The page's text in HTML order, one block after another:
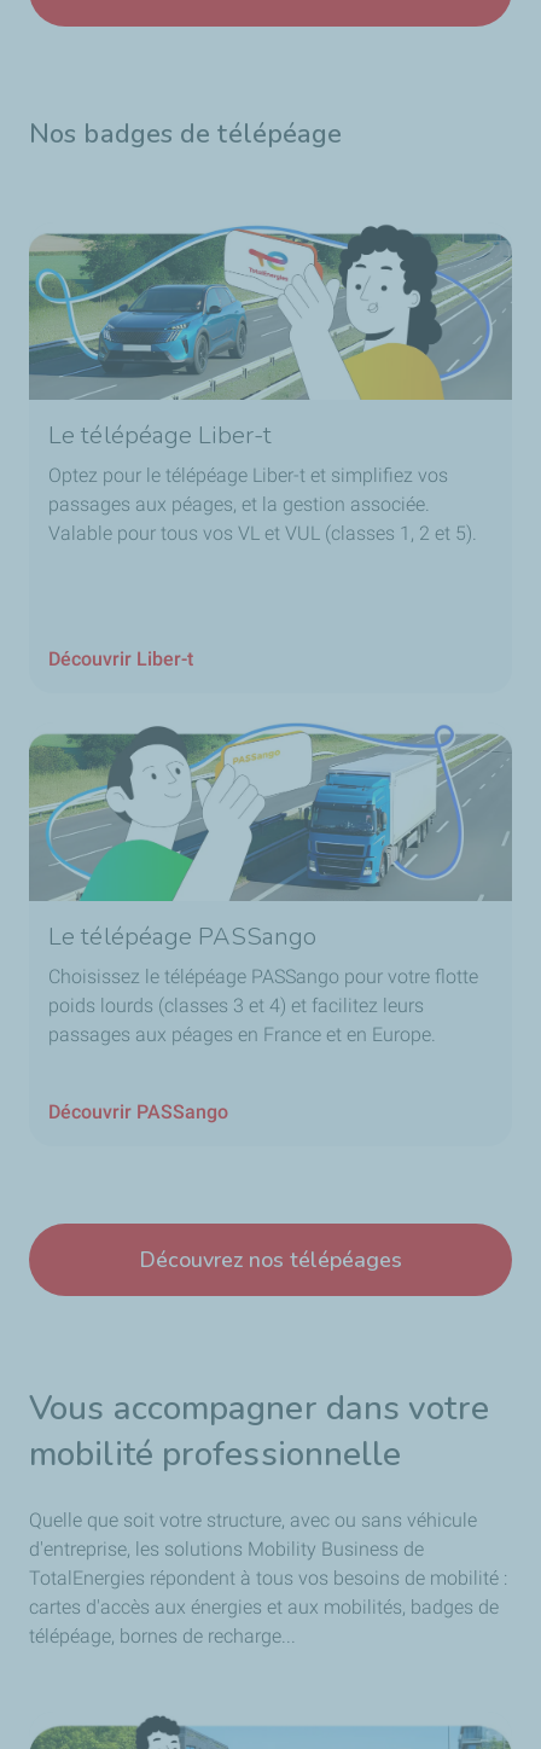
Nos badges de télépéage
Le télépéage Liber-t
Optez pour le télépéage Liber-t et simplifiez vos
passages aux péages, et la gestion associée.
Valable pour tous vos VL et VUL (classes 1, 2 et 5).
Découvrir Liber-t
Le télépéage PASSango
Choisissez le télépéage PASSango pour votre flotte
poids lourds (classes 3 et 4) et facilitez leurs
passages aux péages en France et en Europe.
Découvrir PASSango
Découvrez nos télépéages
Vous accompagner dans votre
mobilité professionnelle
Quelle que soit votre structure, avec ou sans véhicule
d'entreprise, les solutions Mobility Business de
TotalEnergies répondent à tous vos besoins de mobilité :
cartes d'accès aux énergies et aux mobilités, badges de
télépéage, bornes de recharge...